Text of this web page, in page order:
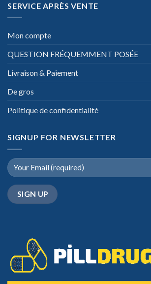
SERVICE APRÈS VENTE
Mon compte
QUESTION FRÉQUEMMENT POSÉE
Livraison & Paiement
De gros
Politique de confidentialité
SIGNUP FOR NEWSLETTER